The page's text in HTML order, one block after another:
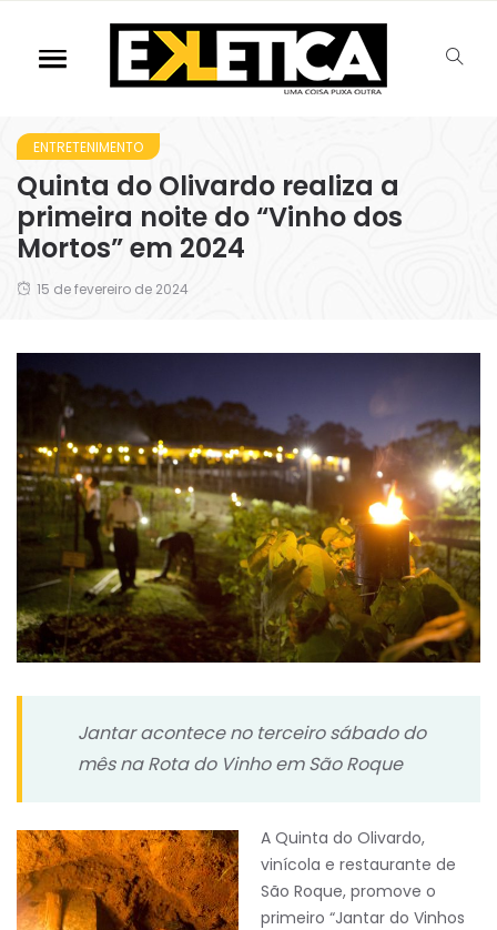
ENTRETENIMENTO
Quinta do Olivardo realiza a
primeira noite do “Vinho dos
Mortos” em 2024
15 de fevereiro de 2024
Jantar acontece no terceiro sábado do
mês na Rota do Vinho em São Roque
A Quinta do Olivardo,
vinícola e restaurante de
São Roque, promove o
primeiro “Jantar do Vinhos